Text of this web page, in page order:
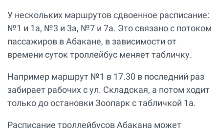
У нескольких маршрутов сдвоенное расписание:
№1 и 1а, №3 и 3а, №7 и 7а. Это связано с потоком
пассажиров в Абакане, в зависимости от
времени суток троллейбус меняет табличку.
Например маршрут №1 в 17.30 в последний раз
забирает рабочих с ул. Складская, а потом ходит
только до остановки Зоопарк с табличкой 1а.
Расписание троллейбусов Абакана может